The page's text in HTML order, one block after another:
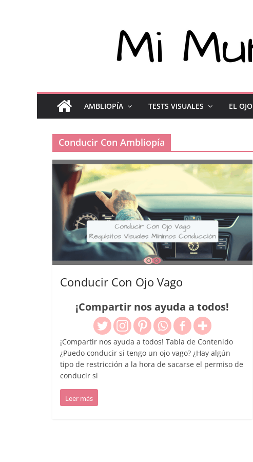
AMBLIOPÍA TESTS VISUALES EL OJO
Conducir Con Ambliopía
Conducir Con Ojo Vago
¡Compartir nos ayuda a todos!
¡Compartir nos ayuda a todos! Tabla de Contenido
¿Puedo conducir si tengo un ojo vago? ¿Hay algún
tipo de restricción a la hora de sacarse el permiso de
conducir si
Leer más